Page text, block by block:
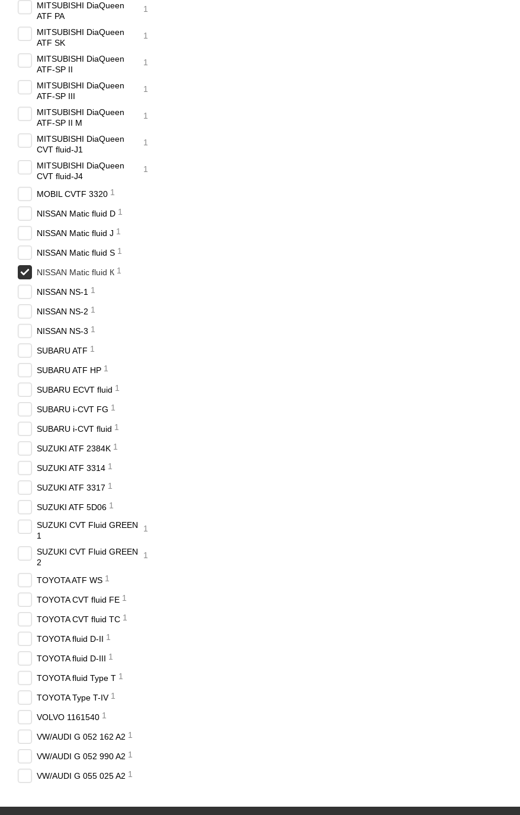
MITSUBISHI DiaQueen
ATF PA
1
MITSUBISHI DiaQueen
ATF SK
1
MITSUBISHI DiaQueen
ATF-SP II
1
MITSUBISHI DiaQueen
ATF-SP III
1
MITSUBISHI DiaQueen
ATF-SP II M
1
MITSUBISHI DiaQueen
CVT fluid-J1
1
MITSUBISHI DiaQueen
CVT fluid-J4
1
MOBIL CVTF 3320 1
NISSAN Matic fluid D 1
NISSAN Matic fluid J 1
NISSAN Matic fluid S 1
NISSAN Matic fluid К 1
NISSAN NS-1 1
NISSAN NS-2 1
NISSAN NS-3 1
SUBARU ATF 1
SUBARU ATF HP 1
SUBARU ECVT fluid 1
SUBARU i-CVT FG 1
SUBARU i-CVT fluid 1
SUZUKI ATF 2384K 1
SUZUKI ATF 3314 1
SUZUKI ATF 3317 1
SUZUKI ATF 5D06 1
SUZUKI CVT Fluid GREEN
1
1
SUZUKI CVT Fluid GREEN
2
1
TOYOTA ATF WS 1
TOYOTA CVT fluid FE 1
TOYOTA CVT fluid TC 1
TOYOTA fluid D-II 1
TOYOTA fluid D-III 1
TOYOTA fluid Type T 1
TOYOTA Type T-IV 1
VOLVO 1161540 1
VW/AUDI G 052 162 A2 1
VW/AUDI G 052 990 A2 1
VW/AUDI G 055 025 A2 1